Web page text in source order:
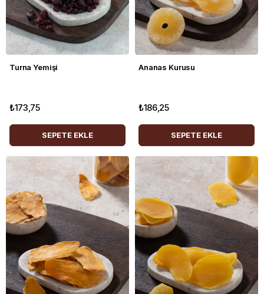
Turna Yemişi
₺173,75
SEPETE EKLE
Ananas Kurusu
₺186,25
SEPETE EKLE